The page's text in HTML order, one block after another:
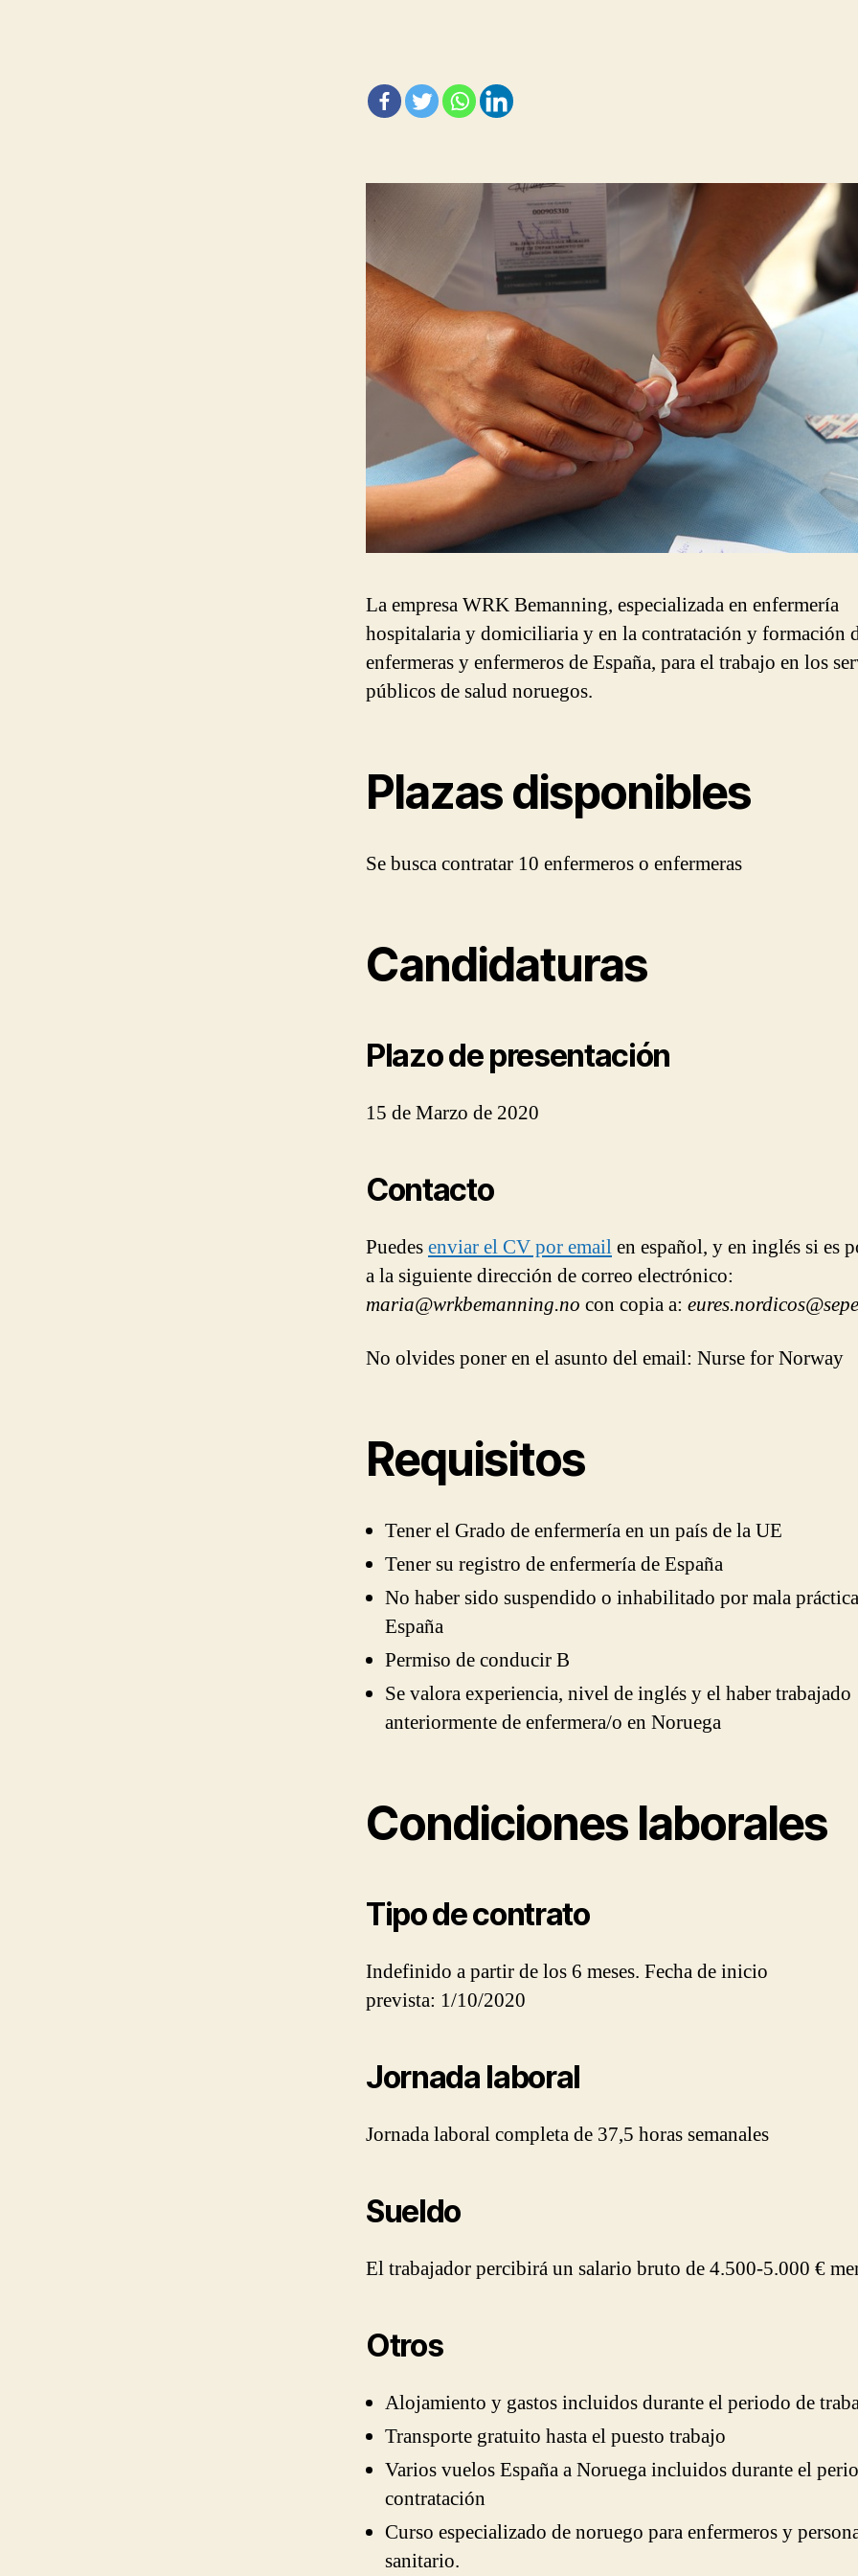
La empresa WRK Bemanning, especializada en enfermería
hospitalaria y domiciliaria y en la contratación y formación
enfermeras y enfermeros de España, para el trabajo en los
públicos de salud noruegos.
Plazas disponibles
Se busca contratar 10 enfermeros o enfermeras
Candidaturas
Plazo de presentación
15 de Marzo de 2020
Contacto
Puedesenviar el CV por emailen español, y en inglés si es
a la siguiente dirección de correo electrónico:
maria@wrkbemanning.no con copia a:
No olvides poner en el asunto del email: Nurse for Norway
Requisitos
Tener el Grado de enfermería en un país de la UE
Tener su registro de enfermería de España
No haber sido suspendido o inhabilitado por mala
España
Permiso de conducir B
Se valora experiencia, nivel de inglés y el haber trabajado
anteriormente de enfermera/o en Noruega
Condiciones laborales
Tipo de contrato
Indefinido a partir de los 6 meses. Fecha de inicio
prevista: 1/10/2020
Jornada laboral
Jornada laboral completa de 37,5 horas semanales
Sueldo
El trabajador percibirá un salario bruto de 4.500-5.000 €
Otros
Alojamiento y gastos incluidos durante el periodo de
Transporte gratuito hasta el puesto trabajo
Varios vuelos España a Noruega incluidos durante el
contratación
Curso especializado de noruego para enfermeros y
sanitario.